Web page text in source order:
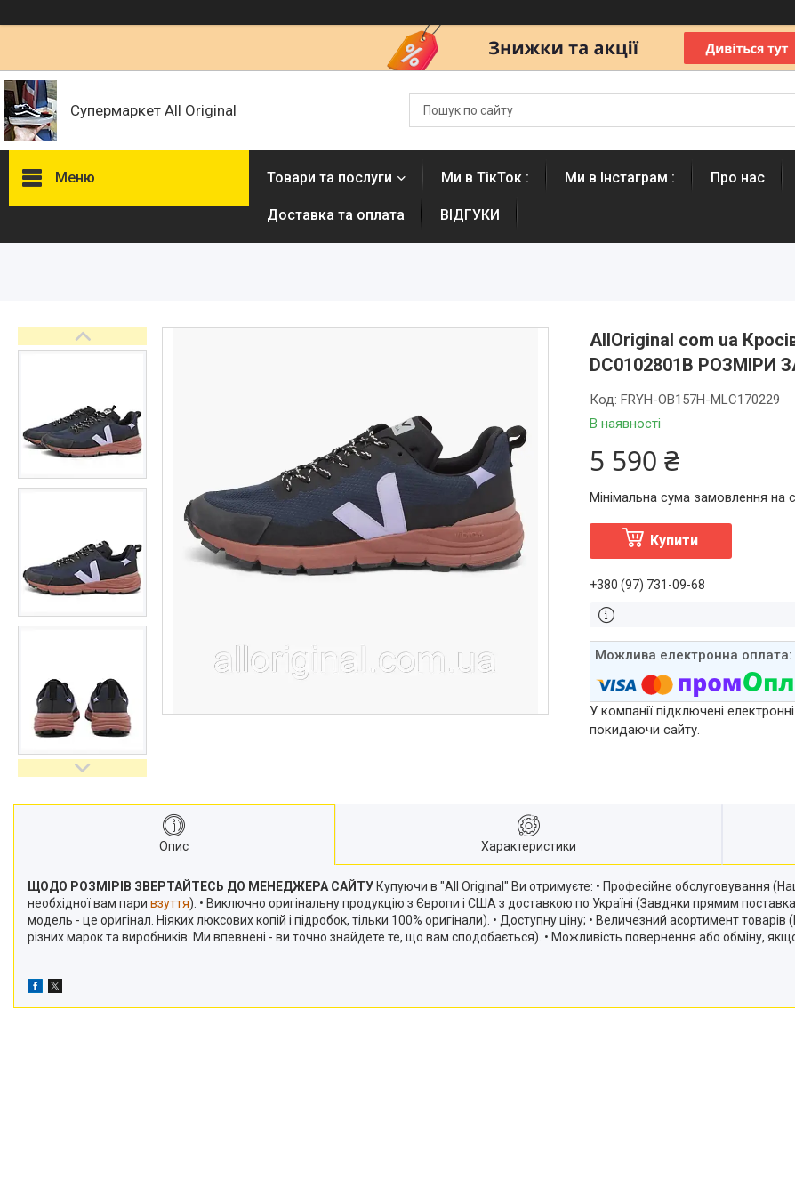
Супермаркет All Original
Меню Товари та послуги Ми в ТікТок : Ми в Інстаграм : Про нас
Доставка та оплата ВІДГУКИ
AllOriginal com ua
DC0102801B РОЗМІРИ
В наявності
Код: FRYH-OB157H-MLC170229
5 590 ₴
Мінімальна сума замовлення на
Купити
+380 (97) 731-09-68
У компанії підключені
покидаючи сайту.
Опис Характеристики
ЩОДО РОЗМІРІВ ЗВЕРТАЙТЕСЬ ДО МЕНЕДЖЕРА САЙТУ Купуючи в "All Original" Ви отримуєте: • Професійне обслуговування
необхідної вам пари взуття). • Виключно оригінальну продукцію з Європи і США з доставкою по Україні (Завдяки прямим
модель - це оригінал. Ніяких люксових копій і підробок, тільки 100% оригінали). • Доступну ціну; • Величезний асортимент
різних марок та виробників. Ми впевнені - ви точно знайдете те, що вам сподобається). • Можливість повернення або обміну,